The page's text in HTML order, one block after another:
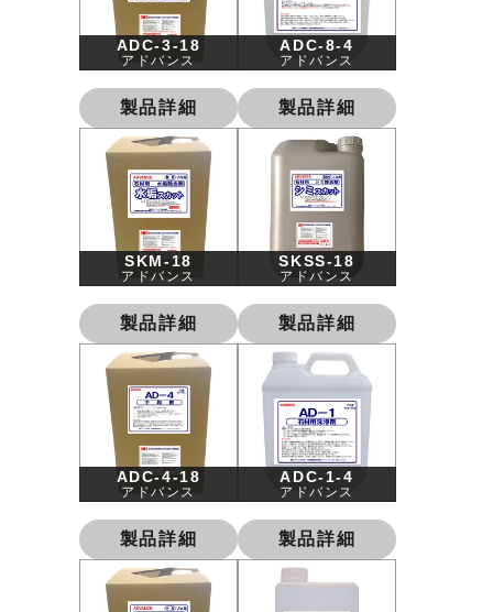
ADC-3-18
アドバンス
製品詳細
ADC-8-4
アドバンス
製品詳細
SKM-18
アドバンス
製品詳細
SKSS-18
アドバンス
製品詳細
ADC-4-18
アドバンス
製品詳細
ADC-1-4
アドバンス
製品詳細